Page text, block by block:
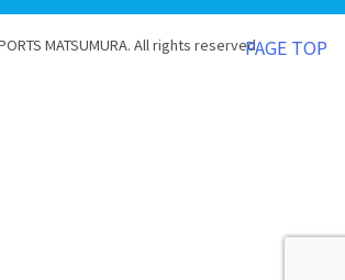
MATSUMURA. All rights reserved.PAGE TOP